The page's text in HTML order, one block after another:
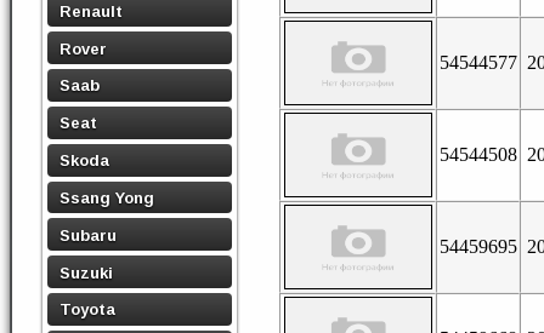
Renault
Rover
Saab
Seat
Skoda
Ssang Yong
Subaru
Suzuki
Toyota
54544577
54544508
54459695